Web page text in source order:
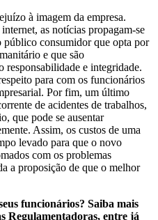
à imagem da empresa.
as notícias propagam-se
público consumidor que opta por
e que são
responsabilidade e integridade.
para com os funcionários
Por fim, um último
de acidentes de trabalhos,
que pode se ausentar
Assim, os custos de uma
levado para que o novo
com os problemas
a proposição de que o melhor
funcionários? Saiba mais
Regulamentadoras, entre já